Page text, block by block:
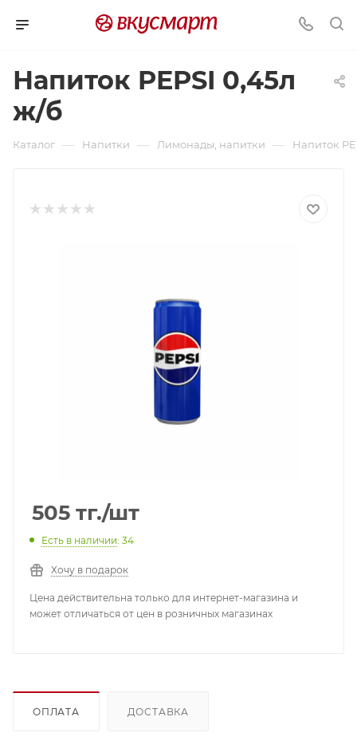
Напиток PEPSI 0,45л
ж/б
Каталог — Напитки — Лимонады, напитки — Напиток
505 тг./шт
Есть в наличии: 34
Хочу в подарок
Цена действительна только для интернет-магазина и
может отличаться от цен в розничных магазинах
ОПЛАТА ДОСТАВКА